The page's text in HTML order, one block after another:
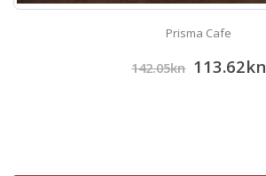
Prisma Cafe
142.05kn 113.62kn